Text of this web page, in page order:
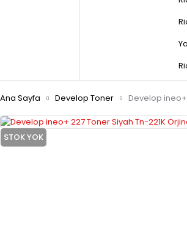
Ana Sayfa Develop Toner Develop ineo+
STOK YOK